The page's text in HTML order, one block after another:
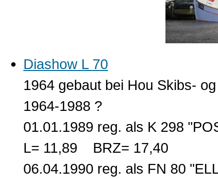
Diashow L 70
1964 gebaut bei Hou Skibs-
1964-1988 ?
01.01.1989 reg. als K 298
L= 11,89 BRZ= 17,40
06.04.1990 reg. als FN 80